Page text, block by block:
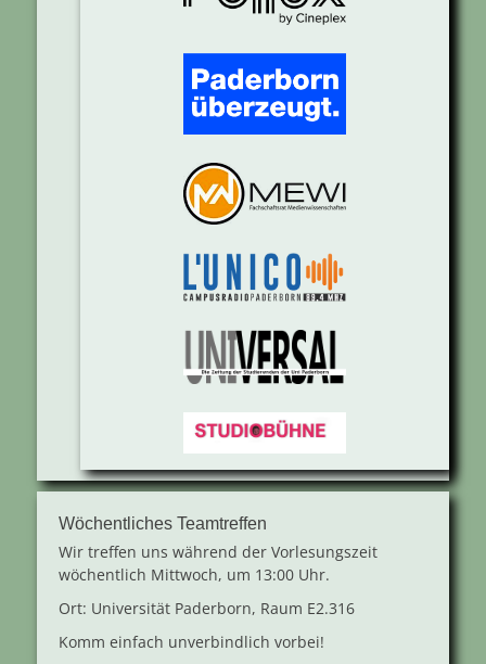
Wöchentliches Teamtreffen
Wir treffen uns während der Vorlesungszeit
wöchentlich Mittwoch, um 13:00 Uhr.
Ort: Universität Paderborn, Raum E2.316
Komm einfach unverbindlich vorbei!